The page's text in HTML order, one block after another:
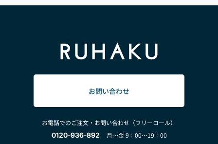
お問い合わせ
お電話でのご注文・お問い合わせ（フリーコール）
0120-936-892
月～金 9：00～19：00